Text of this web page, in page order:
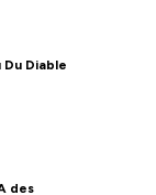
Diable
des